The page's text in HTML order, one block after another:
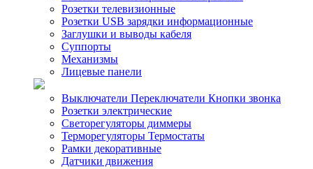
Розетки телевизионные
Розетки USB зарядки информационные
Заглушки и выводы кабеля
Суппорты
Механизмы
Лицевые панели
Выключатели Переключатели Кнопки звонка
Розетки электрические
Светорегуляторы диммеры
Терморегуляторы Термостаты
Рамки декоративные
Датчики движения